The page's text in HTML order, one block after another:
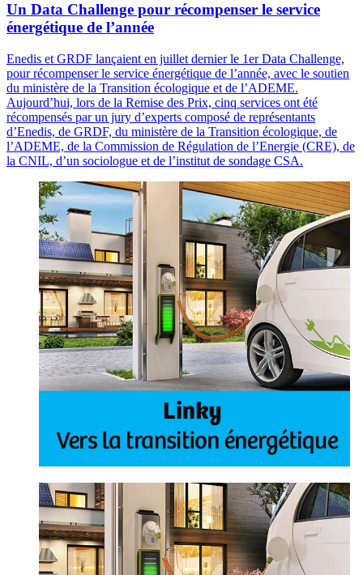
Un Data Challenge pour récompenser le service
énergétique de l’année
Enedis et GRDF lançaient en juillet dernier le 1er Data Challenge,
pour récompenser le service énergétique de l’année, avec le soutien
du ministère de la Transition écologique et de l’ADEME.
Aujourd’hui, lors de la Remise des Prix, cinq services ont été
récompensés par un jury d’experts composé de représentants
d’Enedis, de GRDF, du ministère de la Transition écologique, de
l’ADEME, de la Commission de Régulation de l’Energie (CRE), de
la CNIL, d’un sociologue et de l’institut de sondage CSA.